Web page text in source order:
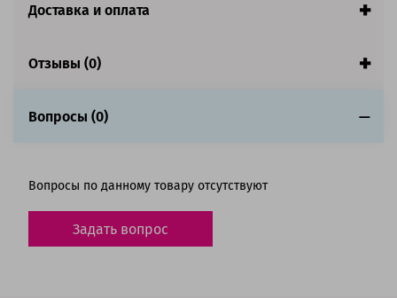
Доставка и оплата
Отзывы (0)
Вопросы (0)
Вопросы по данному товару отсутствуют
Задать вопрос